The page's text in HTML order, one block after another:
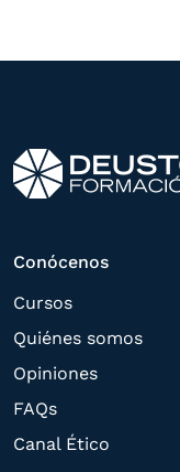
otros
solicitud con
estas puedan
oferta de
a su petición.
limitación, tal
Política de
Conócenos
Cursos
Quiénes somos
Opiniones
FAQs
Canal Ético